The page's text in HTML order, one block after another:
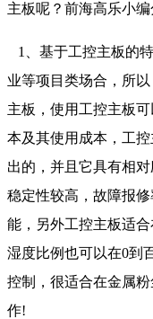
主板呢？前海高乐小
1、基于工控主板的
业等项目类场合，所
主板，使用工控主板
本及其使用成本，工
出的，并且它具有相
稳定性较高，故障报
能，另外工控主板适合
湿度比例也可以在0到
控制，很适合在金属
作!